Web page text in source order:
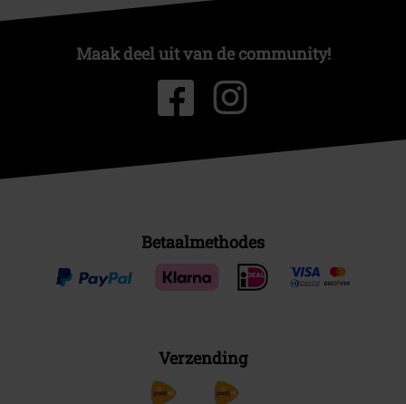
Maak deel uit van de community!
Betaalmethodes
Verzending